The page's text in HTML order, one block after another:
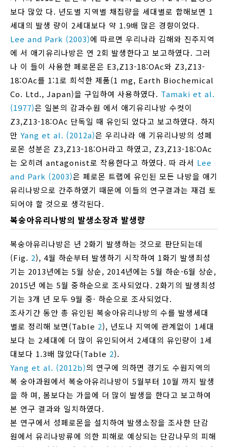
보다 많았 다. 년도별 지역별 채집량을 세대별로 합해보면 1
세대의 발생 량이 2세대보다 약 1.9배 많은 경향이었다.
Lee and Park (2003)에 따르면 우리나라 김해와 진주지역
에 서 애기유리나방은 연 2회 발생한다고 보고하였다. 그러
나 이 들이 사용한 페로몬은 E3,Z13-18:OAc와 Z3,Z13-
18:OAc를 1:1로 희석한 제품(1 mg, Earth Biochemical
Co. Ltd., Japan)을 구입하여 사용하였다. Tamaki et al.
(1977)은 일본의 감과수원 에서 애기유리나방 수컷이
Z3,Z13-18:OAc 단독일 때 유인되 었다고 보고하였다. 하지
만 Yang et al. (2012a)은 우리나라 애 기유리나방의 성페
로몬 성분은 Z3,Z13-18:OH라고 하였고, Z3,Z13-18:OAc
는 오히려 antagonist로 작용한다고 하였다. 따 라서 Lee
and Park (2003)은 페로몬 트랩에 유인된 모든 나방을 애기
유리나방으로 간주하였기 때문에 이들의 연구결과는 재검 토
되어야 할 것으로 생각된다.
복숭아유리나방의 발생소장과 발생량
복숭아유리나방은 년 2화기 발생하는 것으로 판단되는데
(Fig. 2), 4월 하순부터 발생하기 시작하여 1화기 발생최성
기는 2013년에는 5월 상순, 2014년에는 5월 하순-6월 상순,
2015년 에는 5월 중하순으로 조사되었다. 2화기의 발생최성
기는 3개 년 모두 9월 중· 하순으로 조사되었다.
조사기간 동안 총 유인된 복숭아유리나방의 수를 발생세대
별로 정리해 보면(Table 2), 년도나 지역에 관계없이 1세대
보다 는 2세대에 더 많이 유인되어서 2세대의 유인량이 1세
대보다 1.3배 많았다(Table 2).
Yang et al. (2012b)의 연구에 의하면 경기도 수원지역의
복 숭아과원에서 복숭아유리나방이 5월부터 10월 까지 발생
을 하 며, 봄보다는 가을에 더 많이 발생을 한다고 보고하여
본 연구 결과와 일치하였다.
본 연구에서 성페로몬을 설치하여 발생소장을 조사한 단감
원에서 유리나방류에 의한 피해로 예상되는 단감나무의 피해